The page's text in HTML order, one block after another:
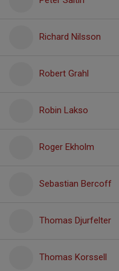
Richard Nilsson
Robert Grahl
Robin Lakso
Roger Ekholm
Sebastian Bercoff
Thomas Djurfelter
Thomas Korssell